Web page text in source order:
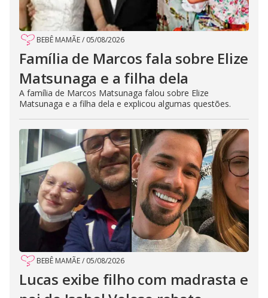
BEBÊ MAMÃE/ 05/08/2026
Família de Marcos fala sobre Elize
Matsunaga e a filha dela
A família de Marcos Matsunaga falou sobre Elize
Matsunaga e a filha dela e explicou algumas questões.
BEBÊ MAMÃE/ 05/08/2026
Lucas exibe filho com madrasta e